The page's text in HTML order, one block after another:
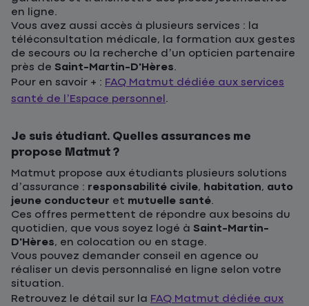
en ligne.
Vous avez aussi accès à plusieurs services : la
téléconsultation médicale, la formation aux gestes
de secours ou la recherche d’un opticien partenaire
près de Saint-Martin-D'Hères.
Pour en savoir + : FAQ Matmut dédiée aux services
santé de l’Espace personnel .
Je suis étudiant. Quelles assurances me
propose Matmut ?
Matmut propose aux étudiants plusieurs solutions
d’assurance : responsabilité civile, habitation, auto
jeune conducteur et mutuelle santé.
Ces offres permettent de répondre aux besoins du
quotidien, que vous soyez logé à Saint-Martin-
D'Hères, en colocation ou en stage.
Vous pouvez demander conseil en agence ou
réaliser un devis personnalisé en ligne selon votre
situation.
Retrouvez le détail sur la FAQ Matmut dédiée aux